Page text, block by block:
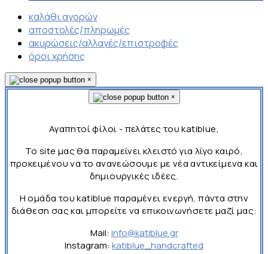
καλάθι αγορών
αποστολές/πληρωμές
ακυρώσεις/αλλαγές/επιστροφές
όροι χρήσης
×
×
Αγαπητοί φίλοι - πελάτες του katiblue,
Το site μας θα παραμείνει κλειστό για λίγο καιρό,
προκειμένου να το ανανεώσουμε με νέα αντικείμενα και
δημιουργικές ιδέες.
Η ομάδα του katiblue παραμένει ενεργή, πάντα στην
διάθεση σας και μπορείτε να επικοινωνήσετε μαζί μας:
Mail: info@katiblue.gr
Instagram: katiblue_handcrafted